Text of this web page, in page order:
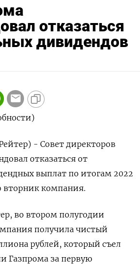
отказаться
дивидендов
- Совет директоров
отказаться от
выплат по итогам 2022
вторник компания.
во втором полугодии
получила чистый
рублей, который съел
Газпрома за первую